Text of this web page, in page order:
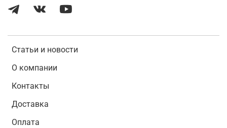
Статьи и новости
О компании
Контакты
Доставка
Оплата